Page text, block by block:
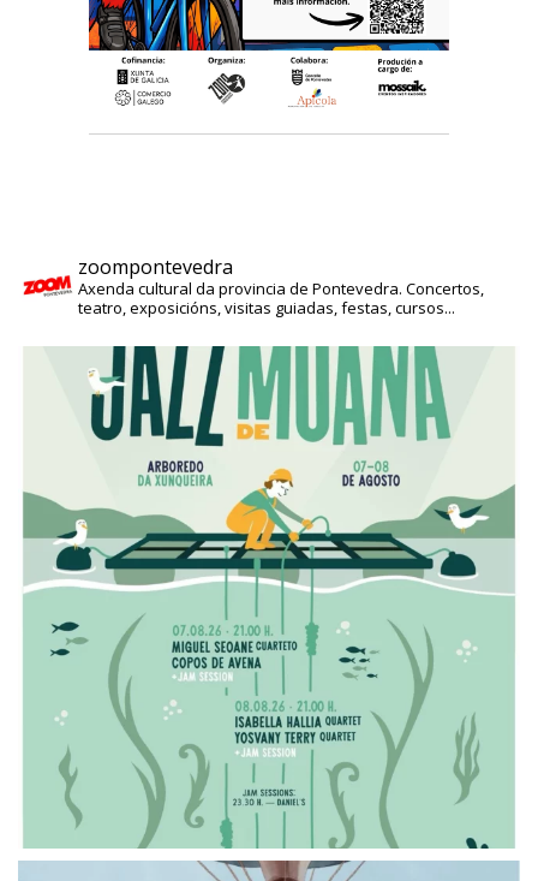
zoompontevedra
Axenda cultural da provincia de Pontevedra. Concertos,
teatro, exposicións, visitas guiadas, festas, cursos...